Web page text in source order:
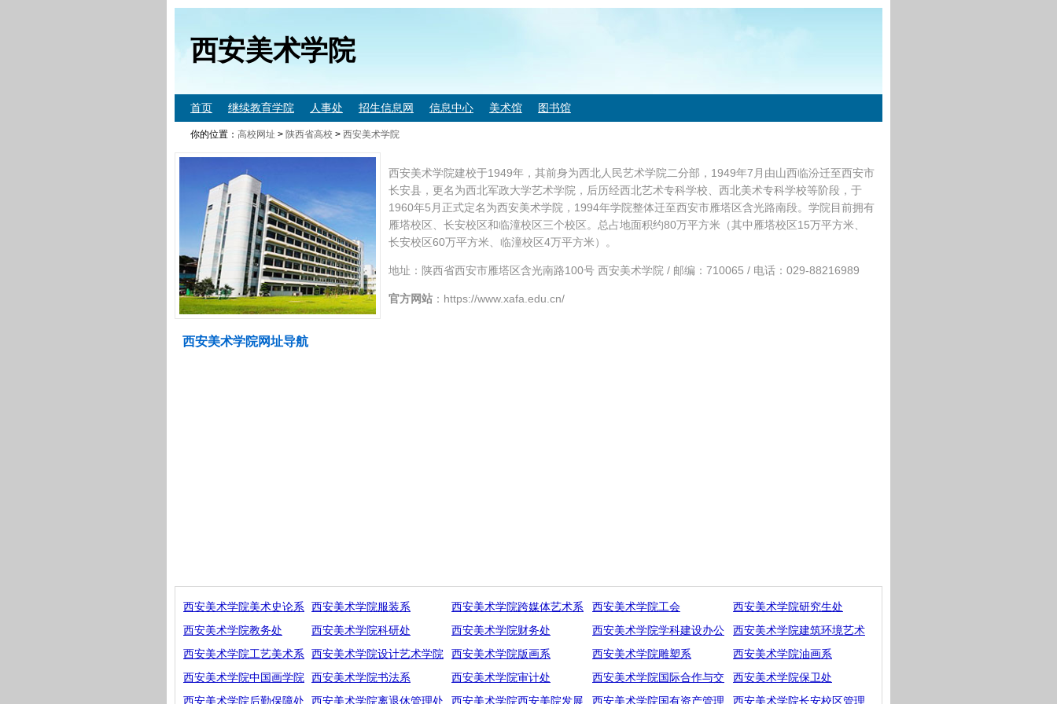
西安美术学院
首页 继续教育学院 人事处 招生信息网 信息中心 美术馆 图书馆
你的位置： 高校网址 > 陕西省高校 > 西安美术学院
西安美术学院建校于1949年，其前身为西北人民艺术学院二分部，1949年7月由山西临汾迁至西安市
长安县，更名为西北军政大学艺术学院，后历经西北艺术专科学校、西北美术专科学校等阶段，于
1960年5月正式定名为西安美术学院，1994年学院整体迁至西安市雁塔区含光路南段。学院目前拥有
雁塔校区、长安校区和临潼校区三个校区。总占地面积约80万平方米（其中雁塔校区15万平方米、
长安校区60万平方米、临潼校区4万平方米）。
地址：陕西省西安市雁塔区含光南路100号 西安美术学院 / 邮编：710065 / 电话：029-88216989
官方网站 ：https://www.xafa.edu.cn/
西安美术学院网址导航
西安美术学院美术史论系 西安美术学院服装系 西安美术学院跨媒体艺术系 西安美术学院工会
西安美术学院研究生处
西安美术学院教务处
西安美术学院科研处 西安美术学院财务处 西安美术学院学科建设办公
西安美术学院建筑环境艺术
西安美术学院工艺美术系
西安美术学院设计艺术学院 西安美术学院版画系 西安美术学院雕塑系
西安美术学院油画系
西安美术学院中国画学院
西安美术学院书法系 西安美术学院审计处 西安美术学院国际合作与交
西安美术学院保卫处
西安美术学院后勤保障处
西安美术学院离退休管理处 西安美术学院西安美院发展 西安美术学院国有资产管理 西安美术学院长安校区管理